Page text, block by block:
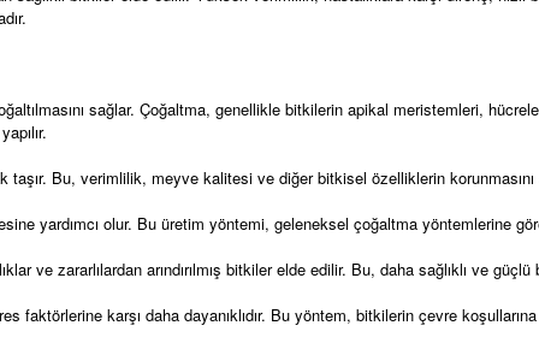
sağlar. Çoğaltma, genellikle bitkilerin apikal meristemleri,
Bu, verimlilik, meyve kalitesi ve diğer bitkisel özelliklerin korunmasını
yardımcı olur. Bu üretim yöntemi, geleneksel çoğaltma yöntemlerine
ve zararlılardan arındırılmış bitkiler elde edilir. Bu, daha sağlıklı ve
karşı daha dayanıklıdır. Bu yöntem, bitkilerin çevre